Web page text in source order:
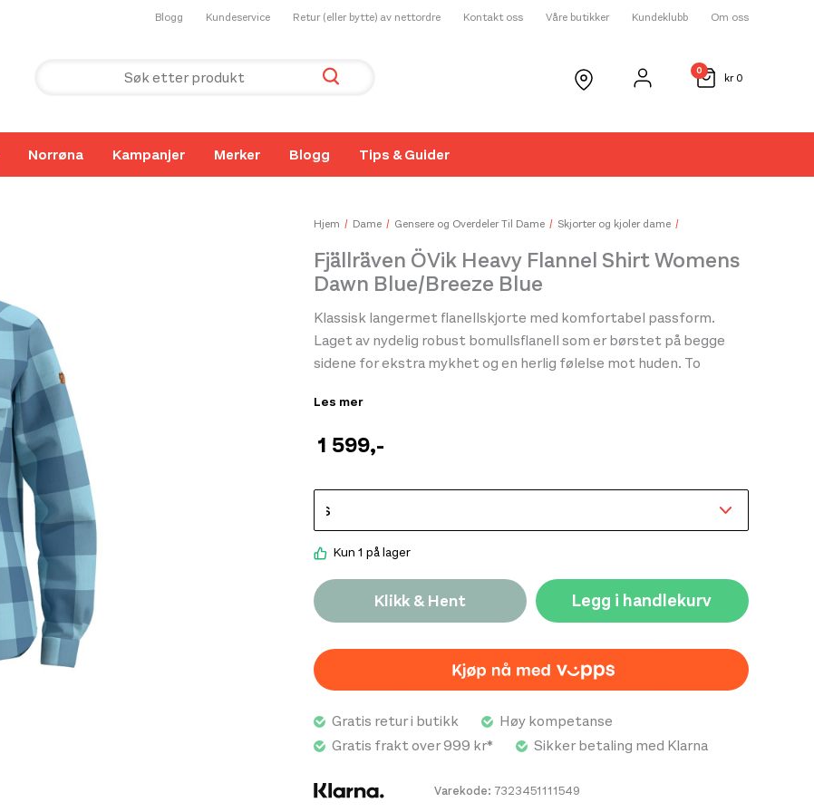
Blogg Kundeservice Retur (eller bytte) av nettordre Kontakt oss Våre butikker Kundeklubb Om oss
kr0
0
Norrøna Kampanjer Merker Blogg Tips & Guider
Hjem Dame Gensere og Overdeler Til Dame Skjorter og kjoler dame
Fjällräven ÖVik Heavy Flannel Shirt Womens
Dawn Blue/Breeze Blue
1 599,-
Klassisk langermet flanellskjorte med komfortabel passform.
Laget av nydelig robust bomullsflanell som er børstet på begge
sidene for ekstra mykhet og en herlig følelse mot huden. To
Kun 1 på lager
Klikk & Hent Legg i handlekurv
Varekode: 7323451111549
Les mer
Gratis retur i butikk
Høy kompetanse
Gratis frakt over 999 kr*
Sikker betaling med Klarna